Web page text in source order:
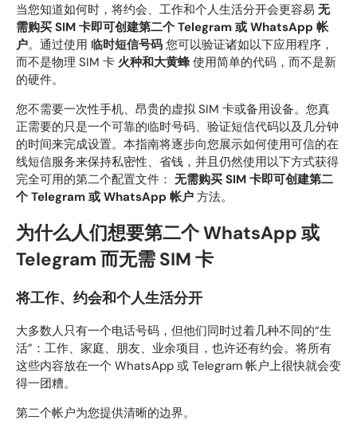
当您知道如何时，将约会、工作和个人生活分开会更容易 无
需购买 SIM 卡即可创建第二个 Telegram 或 WhatsApp 帐
户。通过使用 临时短信号码 您可以验证诸如以下应用程序，
而不是物理 SIM 卡 火种和大黄蜂 使用简单的代码，而不是新
的硬件。
您不需要一次性手机、昂贵的虚拟 SIM 卡或备用设备。您真
正需要的只是一个可靠的临时号码、验证短信代码以及几分钟
的时间来完成设置。本指南将逐步向您展示如何使用可信的在
线短信服务来保持私密性、省钱，并且仍然使用以下方式获得
完全可用的第二个配置文件： 无需购买 SIM 卡即可创建第二
个 Telegram 或 WhatsApp 帐户 方法。
为什么人们想要第二个 WhatsApp 或
Telegram 而无需 SIM 卡
将工作、约会和个人生活分开
大多数人只有一个电话号码，但他们同时过着几种不同的“生
活”：工作、家庭、朋友、业余项目，也许还有约会。将所有
这些内容放在一个 WhatsApp 或 Telegram 帐户上很快就会变
得一团糟。
第二个帐户为您提供清晰的边界。